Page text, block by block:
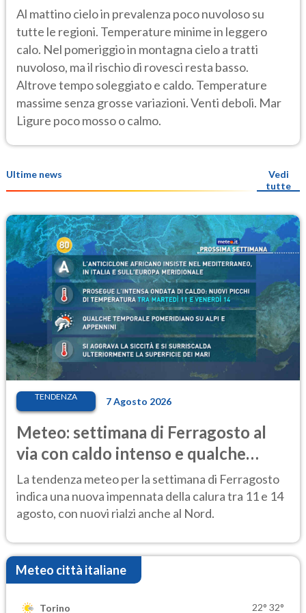
Al mattino cielo in prevalenza poco nuvoloso su
tutte le regioni. Temperature minime in leggero
calo. Nel pomeriggio in montagna cielo a tratti
nuvoloso, ma il rischio di rovesci resta basso.
Altrove tempo soleggiato e caldo. Temperature
massime senza grosse variazioni. Venti deboli. Mar
Ligure poco mosso o calmo.
Ultime news
Vedi
tutte
TENDENZA 7 Agosto 2026
Meteo: settimana di Ferragosto al
via con caldo intenso e qualche
temporale
La tendenza meteo per la settimana di Ferragosto
indica una nuova impennata della calura tra 11 e 14
agosto, con nuovi rialzi anche al Nord.
Meteo città italiane
Torino 22° 32°